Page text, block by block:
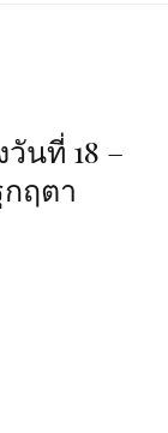
นที่ 18 –
ฤตา